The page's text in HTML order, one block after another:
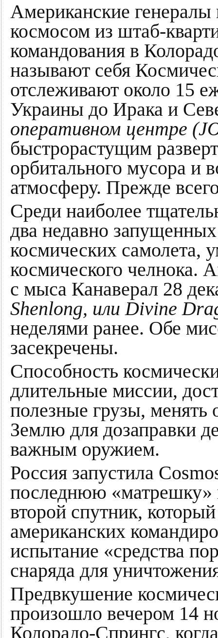
Американские генералы
космосом из штаб-
командования в
называют себя
отслеживают около 15
Украины до Ирака и
оперативном центре
быстрорастущим
орбитального мусора и
атмосферу. Прежде
Среди наиболее
два недавно
космических самолета,
космического челнока.
с мыса Канаверал 28
Shenlong, или Divine
неделями ранее. Обе
засекречены.
Способность
длительные миссии,
полезные грузы, менять
Землю для дозаправки
важным оружием.
Россия запустила
последнюю «матрешку»
второй спутник,
американских
испытание «средства
снаряда для
Предвкушение
произошло вечером 14
Колорадо-Спрингс,